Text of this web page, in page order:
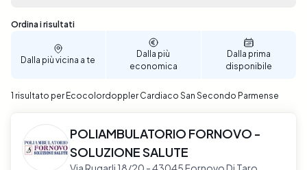
direttamente a San Secondo Parmense. Prenota ora
il tuo Ecocolordoppler Cardiaco con Elty per un
servizio affidabile e di qualità.
Sono stati trovati 1 risultati
Ordina i risultati
Dalla più vicina a te
Dalla più
economica
Dalla prima
disponibile
1 risultato per Ecocolordoppler Cardiaco San Secondo Parmense
POLIAMBULATORIO FORNOVO -
SOLUZIONE SALUTE